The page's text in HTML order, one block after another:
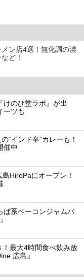
ン店4選！無化調の濃
ど！
けのひ堂ラボ』が出
ーツも
“インド辛”カレーも！
催中
HiroPaにオープン！
ぱ系ベーコンジャムバ
最大4時間食べ飲み放
広島』